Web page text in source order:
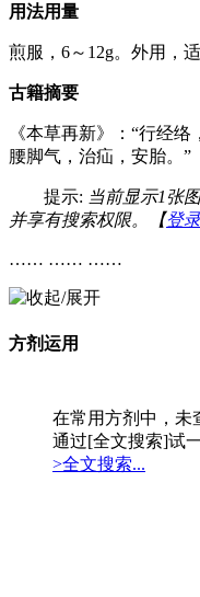
用法用量
煎服，6～12g。外用，适
古籍摘要
《本草再新》：“行经
腰脚气，治疝，安胎。”
提示: 当前显示1张
并享有搜索权限。【登录
…… …… ……
方剂运用
在常用方剂中，未
通过[全文搜索]试一
>全文搜索...